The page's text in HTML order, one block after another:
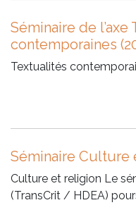
Séminaire de l’axe
contemporaines
Textualités
Séminaire Culture
Culture et religion Le
(TransCrit / HDEA)